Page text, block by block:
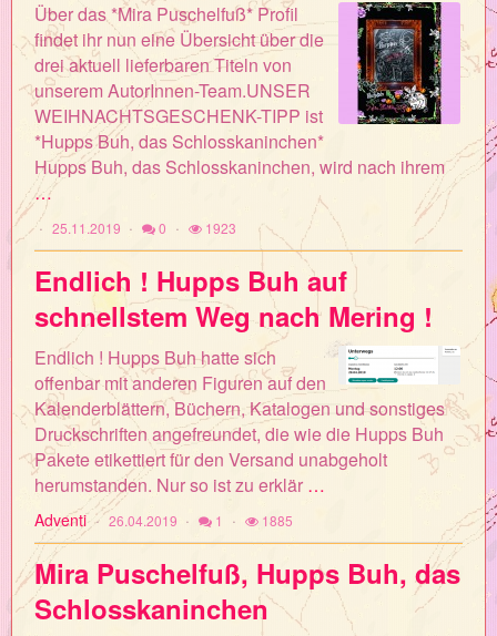
Über das *Mira Puschelfuß* Profil
findet ihr nun eine Übersicht über die
drei aktuell lieferbaren Titeln von
unserem AutorInnen-Team.UNSER
WEIHNACHTSGESCHENK-TIPP ist
*Hupps Buh, das Schlosskaninchen*
Hupps Buh, das Schlosskaninchen, wird nach ihrem
…
25.11.2019 0 1923
Endlich ! Hupps Buh auf
schnellstem Weg nach Mering !
Endlich ! Hupps Buh hatte sich
offenbar mit anderen Figuren auf den
Kalenderblättern, Büchern, Katalogen und sonstiges
Druckschriften angefreundet, die wie die Hupps Buh
Pakete etikettiert für den Versand unabgeholt
herumstanden. Nur so ist zu erklär …
Adventi 26.04.2019 1 1885
Mira Puschelfuß, Hupps Buh, das
Schlosskaninchen